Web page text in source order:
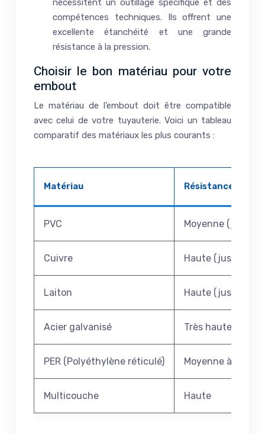
nécessitent un outillage spécifique et des
compétences techniques. Ils offrent une
excellente étanchéité et une grande
résistance à la pression.
Choisir le bon matériau pour votre
embout
Le matériau de l’embout doit être compatible
avec celui de votre tuyauterie. Voici un tableau
comparatif des matériaux les plus courants :
Matériau Résistance à la
PVC Moyenne (jusqu’à
Cuivre Haute (jusqu’à
Laiton Haute (jusqu’à
Acier galvanisé Très haute
PER (Polyéthylène réticulé) Moyenne à haute
Multicouche Haute